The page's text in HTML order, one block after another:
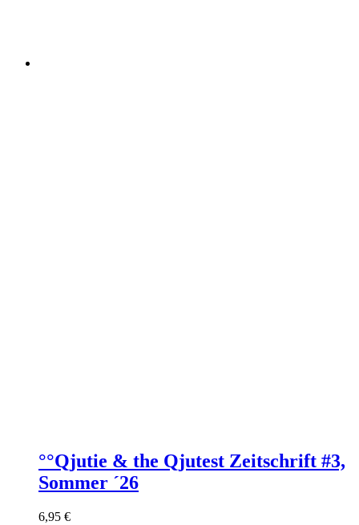
°°Qjutie & the Qjutest Zeitschrift #3,
Sommer ´26
6,95 €